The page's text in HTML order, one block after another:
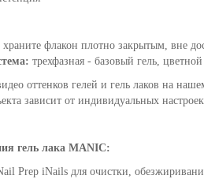
флакон плотно закрытым, вне
трехфазная - базовый гель,
оттенков гелей и гель лаков на
зависит от индивидуальных
гель лака MANIC:
Prep iNails для очистки,